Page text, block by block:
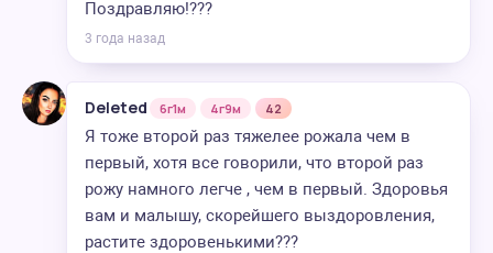
Поздравляю!???
3 года назад
Deleted 6г1м 4г9м 42
Я тоже второй раз тяжелее рожала чем в
первый, хотя все говорили, что второй раз
рожу намного легче , чем в первый. Здоровья
вам и малышу, скорейшего выздоровления,
растите здоровенькими???